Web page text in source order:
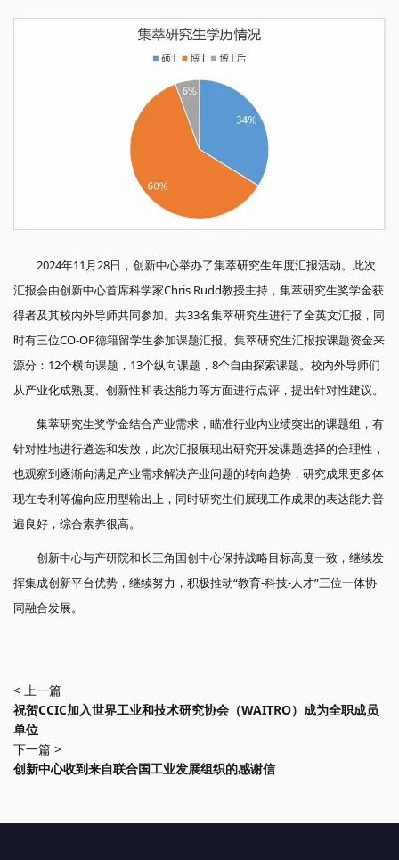
2024年11月28日，创新中心举办了集萃研究生年度汇报活动。此次
汇报会由创新中心首席科学家Chris Rudd教授主持，集萃研究生奖学金获
得者及其校内外导师共同参加。共33名集萃研究生进行了全英文汇报，同
时有三位CO-OP德籍留学生参加课题汇报。集萃研究生汇报按课题资金来
源分：12个横向课题，13个纵向课题，8个自由探索课题。校内外导师们
从产业化成熟度、创新性和表达能力等方面进行点评，提出针对性建议。
集萃研究生奖学金结合产业需求，瞄准行业内业绩突出的课题组，有
针对性地进行遴选和发放，此次汇报展现出研究开发课题选择的合理性，
也观察到逐渐向满足产业需求解决产业问题的转向趋势，研究成果更多体
现在专利等偏向应用型输出上，同时研究生们展现工作成果的表达能力普
遍良好，综合素养很高。
创新中心与产研院和长三角国创中心保持战略目标高度一致，继续发
挥集成创新平台优势，继续努力，积极推动“教育-科技-人才”三位一体协
同融合发展。
< 上一篇
祝贺CCIC加入世界工业和技术研究协会（WAITRO）成为全职成员
单位
下一篇 >
创新中心收到来自联合国工业发展组织的感谢信